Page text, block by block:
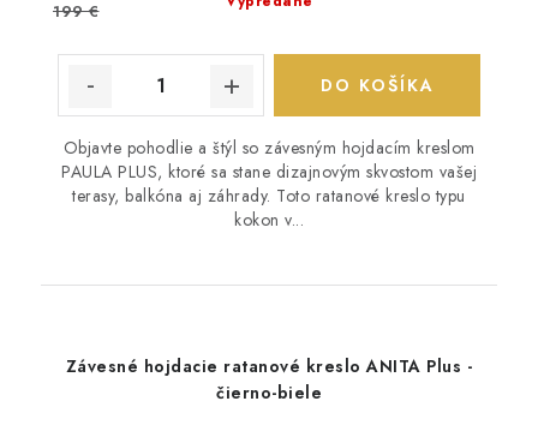
199 €
DO KOŠÍKA
Objavte pohodlie a štýl so závesným hojdacím kreslom
PAULA PLUS, ktoré sa stane dizajnovým skvostom vašej
terasy, balkóna aj záhrady. Toto ratanové kreslo typu
kokon v...
Závesné hojdacie ratanové kreslo ANITA Plus -
čierno-biele